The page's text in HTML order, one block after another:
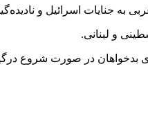
به جنایات اسرائیل و
و لبنانی.
بدخواهان در صورت شروع